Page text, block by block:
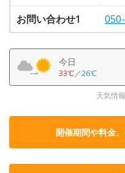
お問い合わせ1
今日
33℃／26℃
天気情
開催期間や料金